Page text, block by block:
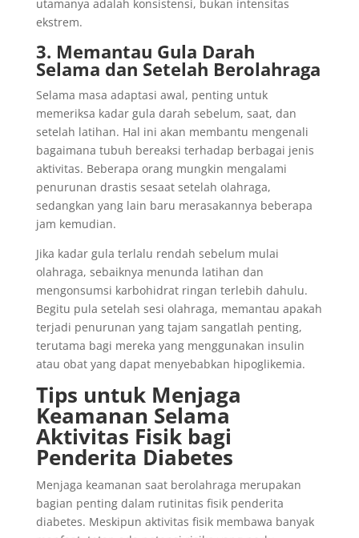
utamanya adalah konsistensi, bukan intensitas
ekstrem.
3. Memantau Gula Darah
Selama dan Setelah Berolahraga
Selama masa adaptasi awal, penting untuk
memeriksa kadar gula darah sebelum, saat, dan
setelah latihan. Hal ini akan membantu mengenali
bagaimana tubuh bereaksi terhadap berbagai jenis
aktivitas. Beberapa orang mungkin mengalami
penurunan drastis sesaat setelah olahraga,
sedangkan yang lain baru merasakannya beberapa
jam kemudian.
Jika kadar gula terlalu rendah sebelum mulai
olahraga, sebaiknya menunda latihan dan
mengonsumsi karbohidrat ringan terlebih dahulu.
Begitu pula setelah sesi olahraga, memantau apakah
terjadi penurunan yang tajam sangatlah penting,
terutama bagi mereka yang menggunakan insulin
atau obat yang dapat menyebabkan hipoglikemia.
Tips untuk Menjaga
Keamanan Selama
Aktivitas Fisik bagi
Penderita Diabetes
Menjaga keamanan saat berolahraga merupakan
bagian penting dalam rutinitas fisik penderita
diabetes. Meskipun aktivitas fisik membawa banyak